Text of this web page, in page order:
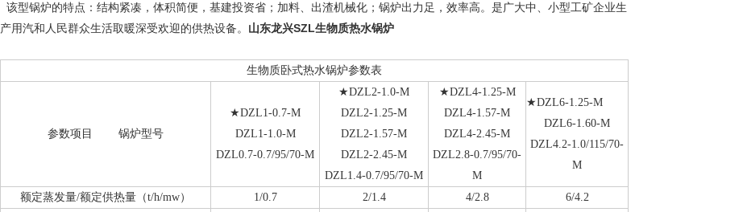
该型锅炉的特点：结构紧凑，体积简便，基建投资省；加料、出渣机械化；锅炉出力足，效率高。是广大中、小型工矿企业生
产用汽和人民群众生活取暖深受欢迎的供热设备。 山东龙兴SZL生物质热水锅炉
生物质卧式热水锅炉参数表
参数项目 锅炉型号
★DZL1-0.7-M
DZL1-1.0-M
DZL0.7-0.7/95/70-M
★DZL2-1.0-M
DZL2-1.25-M
DZL2-1.57-M
DZL2-2.45-M
DZL1.4-0.7/95/70-M
★DZL4-1.25-M
DZL4-1.57-M
DZL4-2.45-M
DZL2.8-0.7/95/70-
M
★DZL6-1.25-M
DZL6-1.60-M
DZL4.2-1.0/115/70-
M
额定蒸发量/额定供热量（t/h/mw） 1/0.7 2/1.4 4/2.8
6/4.2